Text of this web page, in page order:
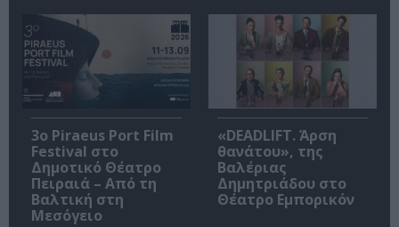
3o Piraeus Port Film
Festival στο
Δημοτικό Θέατρο
Πειραιά – Από τη
Βαλτική στη
Μεσόγειο
«DEADLIFT. Άρση
θανάτου», της
Βαλέριας
Δημητριάδου στο
Θέατρο Εμπορικόν